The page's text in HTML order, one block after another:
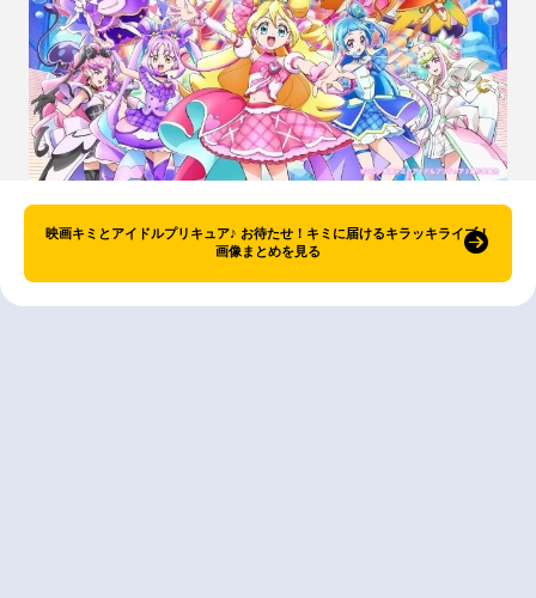
映画キミとアイドルプリキュア♪ お待たせ！キミに届けるキラッキライブ！
画像まとめを見る